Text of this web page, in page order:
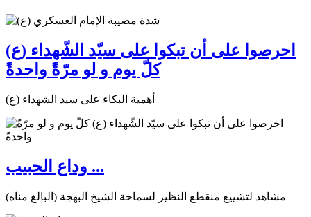
احرصوا على أن تبكوا على سيّد الشّهداء (ع)
كلّ يوم و لو مرّةً واحدةً
أهمية البكاء على سيد الشهداء (ع)
وداع الحبيب ...
مشاهد لتشييع منقطع النظير لسماحة الشيخ البهجة (البالغ مناه)